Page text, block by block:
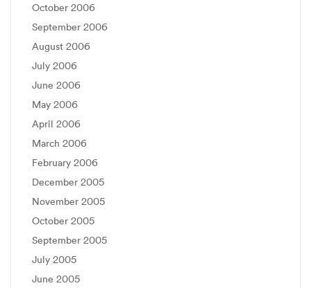
October 2006
September 2006
August 2006
July 2006
June 2006
May 2006
April 2006
March 2006
February 2006
December 2005
November 2005
October 2005
September 2005
July 2005
June 2005